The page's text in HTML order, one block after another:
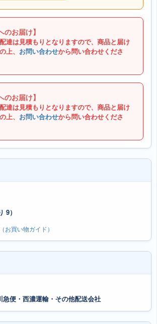
のお届け】
達は見積もりとなりますので、商品と届け
上、 お問い合わせから問い合わせくださ
のお届け】
達は見積もりとなりますので、商品と届け
上、 お問い合わせから問い合わせくださ
9）
お買い物ガイド）
急便・西濃運輸・その他配送会社